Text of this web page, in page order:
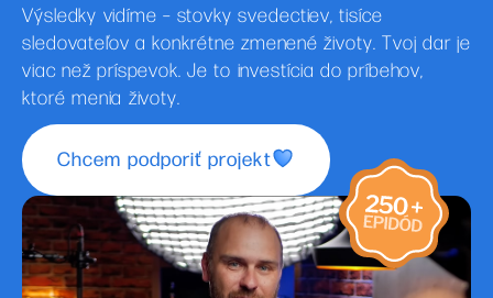
Výsledky vidíme – stovky svedectiev, tisíce
sledovateľov a konkrétne zmenené životy. Tvoj dar je
viac než príspevok. Je to investícia do príbehov,
ktoré menia životy.
Chcem podporiť projekt